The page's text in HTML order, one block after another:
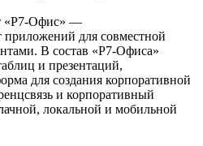
«Р7-Офис» —
для совместной
В состав «Р7-Офиса»
и презентаций,
для создания корпоративной
и корпоративный
локальной и мобильной